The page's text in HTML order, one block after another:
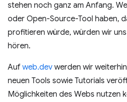
stehen noch ganz am Anfang.
oder Open-Source-Tool haben,
profitieren würde, würden wir
hören.
Auf web.dev werden wir
neuen Tools sowie Tutorials
Möglichkeiten des Webs nutzen